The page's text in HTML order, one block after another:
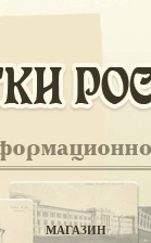
МАГАЗИН